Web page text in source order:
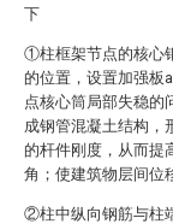
下
①柱框架节点的核心
的位置，设置加强板
点核心筒局部失稳的
成钢管混凝土结构，
的杆件刚度，从而提
角；使建筑物层间位
②柱中纵向钢筋与柱